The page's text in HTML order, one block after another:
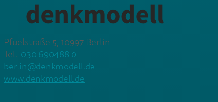
Pfuelstraße 5, 10997 Berlin
Tel.: 030 690488 0
berlin@denkmodell.de
www.denkmodell.de